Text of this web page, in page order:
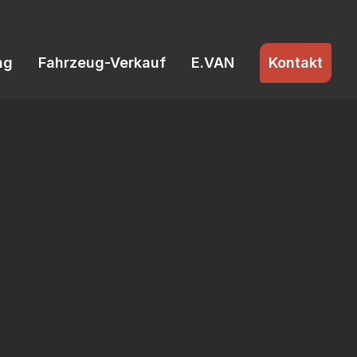
Fahrzeug-Verkauf E.VAN Kontakt